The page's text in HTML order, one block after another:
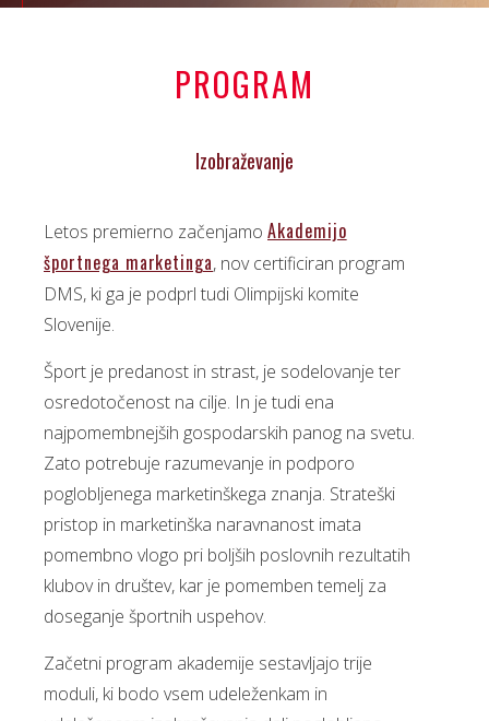
PROGRAM
Izobraževanje
Letos premierno začenjamo Akademijo
športnega marketinga, nov certificiran program
DMS, ki ga je podprl tudi Olimpijski komite
Slovenije.
Šport je predanost in strast, je sodelovanje ter
osredotočenost na cilje. In je tudi ena
najpomembnejših gospodarskih panog na svetu.
Zato potrebuje razumevanje in podporo
poglobljenega marketinškega znanja. Strateški
pristop in marketinška naravnanost imata
pomembno vlogo pri boljših poslovnih rezultatih
klubov in društev, kar je pomemben temelj za
doseganje športnih uspehov.
Začetni program akademije sestavljajo trije
moduli, ki bodo vsem udeleženkam in